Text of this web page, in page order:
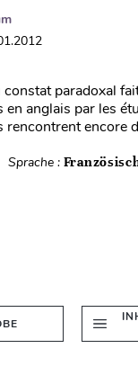
paradoxal
en anglais par les
rencontrent encore
Sprache :